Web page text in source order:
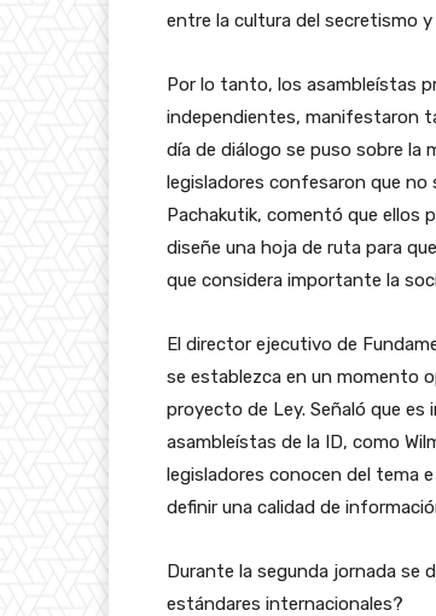
entre la cultura del secretismo
Por lo tanto, los asambleístas
independientes, manifestaron
día de diálogo se puso sobre la
legisladores confesaron que no
Pachakutik, comentó que ellos
diseñe una hoja de ruta para
que considera importante la
El director ejecutivo de
se establezca en un momento
proyecto de Ley. Señaló que
asambleístas de la ID, como
legisladores conocen del tema
definir una calidad de
Durante la segunda jornada se
estándares internacionales?